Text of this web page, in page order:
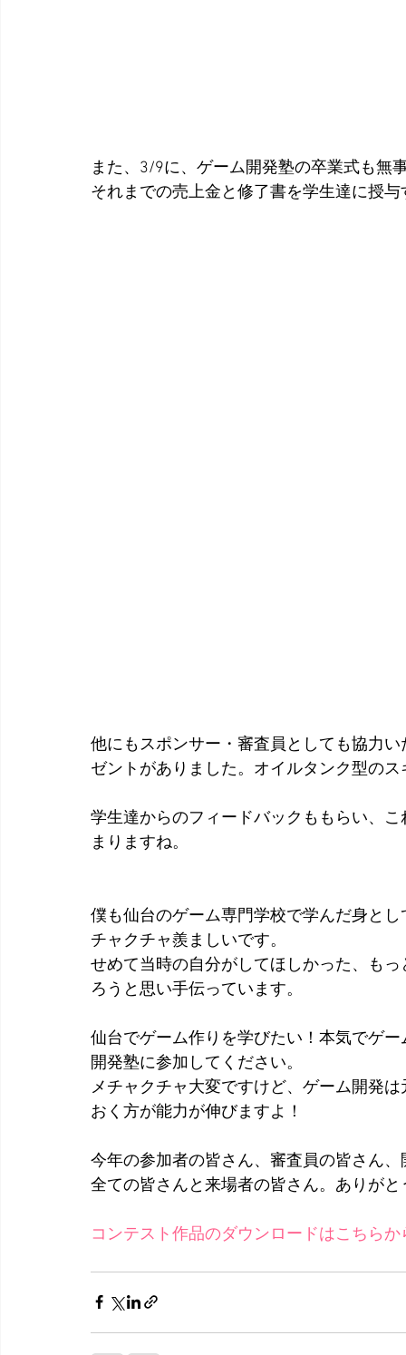
また、3/9に、ゲーム開発塾の卒業式も無
それまでの売上金と修了書を学生達に授
他にもスポンサー・審査員としても協力
ゼントがありました。オイルタンク型の
学生達からのフィードバックももらい、
まりますね。
僕も仙台のゲーム専門学校で学んだ身と
チャクチャ羨ましいです。
せめて当時の自分がしてほしかった、も
ろうと思い手伝っています。
仙台でゲーム作りを学びたい！本気でゲ
開発塾に参加してください。
メチャクチャ大変ですけど、ゲーム開発
おく方が能力が伸びますよ！
今年の参加者の皆さん、審査員の皆さん
全ての皆さんと来場者の皆さん。ありが
コンテスト作品のダウンロードはこちらか